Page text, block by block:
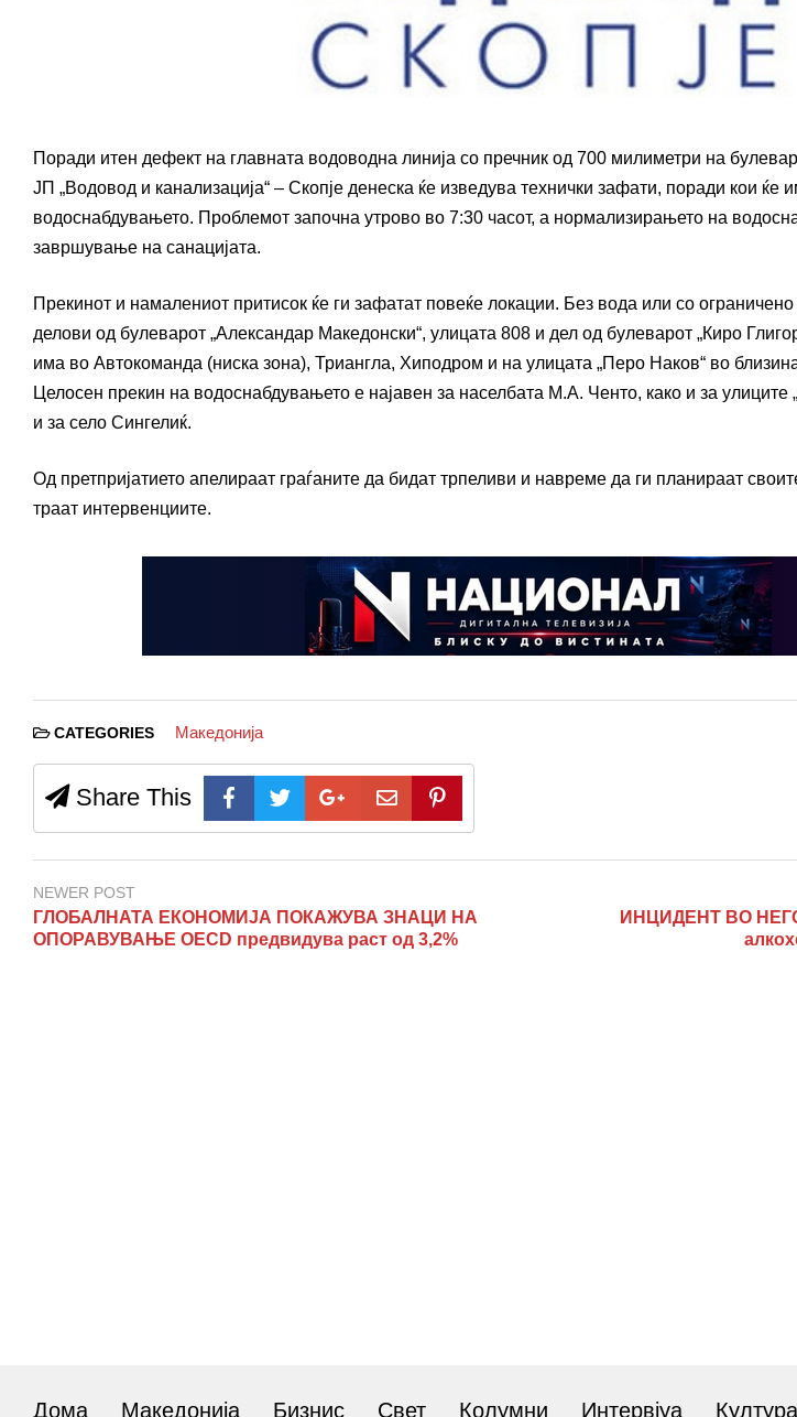
Поради итен дефект на главната водоводна линија со пречник од 700 милиметри на
ЈП „Водовод и канализација“ – Скопје денеска ќе изведува технички зафати, поради кои ќе
водоснабдувањето. Проблемот започна утрово во 7:30 часот, а нормализирањето на
завршување на санацијата.
Прекинот и намалениот притисок ќе ги зафатат повеќе локации. Без вода или со
делови од булеварот „Александар Македонски“, улицата 808 и дел од булеварот „Киро
има во Автокоманда (ниска зона), Триангла, Хиподром и на улицата „Перо Наков“ во
Целосен прекин на водоснабдувањето е најавен за населбата М.А. Ченто, како и за
и за село Сингелиќ.
Од претпријатието апелираат граѓаните да бидат трпеливи и навреме да ги планираат
траат интервенциите.
CATEGORIES Македонија
Share This
NEWER POST
ГЛОБАЛНАТА ЕКОНОМИЈА ПОКАЖУВА ЗНАЦИ НА
ОПОРАВУВАЊЕ OECD предвидува раст од 3,2%
ИНЦИДЕНТ ВО
Дома Македонија Бизнис Свет Колумни Интервјуа Култура